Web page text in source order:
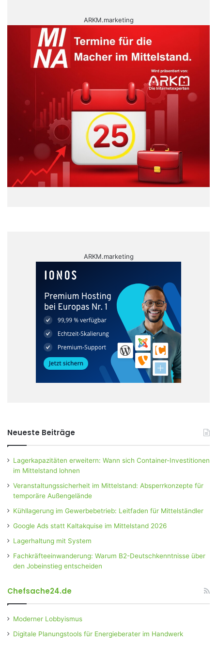
ARKM.marketing
ARKM.marketing
Neueste Beiträge
Lagerkapazitäten erweitern: Wann sich Container-Investitionen
im Mittelstand lohnen
Veranstaltungssicherheit im Mittelstand: Absperrkonzepte für
temporäre Außengelände
Kühllagerung im Gewerbebetrieb: Leitfaden für Mittelständler
Google Ads statt Kaltakquise im Mittelstand 2026
Lagerhaltung mit System
Fachkräfteeinwanderung: Warum B2-Deutschkenntnisse über
den Jobeinstieg entscheiden
Chefsache24.de
Moderner Lobbyismus
Digitale Planungstools für Energieberater im Handwerk